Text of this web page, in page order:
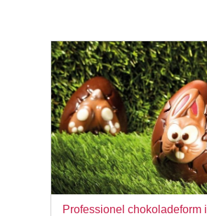
Professionel chokoladeform i